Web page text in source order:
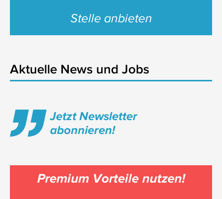
Stelle anbieten
Aktuelle News und Jobs
Jetzt Newsletter
abonnieren!
Premium Vorteile nutzen!